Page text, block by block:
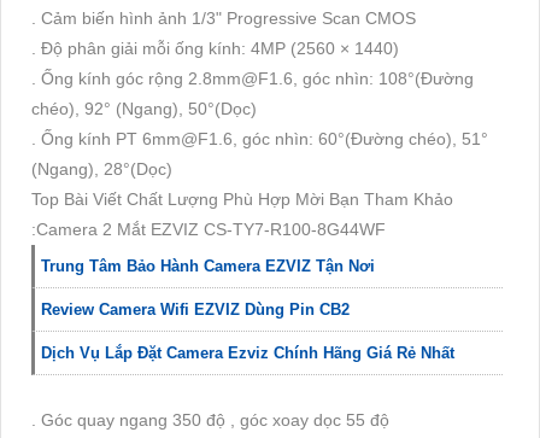
. Cảm biến hình ảnh 1/3" Progressive Scan CMOS
. Độ phân giải mỗi ống kính: 4MP (2560 × 1440)
. Ống kính góc rộng 2.8mm@F1.6, góc nhìn: 108°(Đường
chéo), 92° (Ngang), 50°(Dọc)
. Ống kính PT 6mm@F1.6, góc nhìn: 60°(Đường chéo), 51°
(Ngang), 28°(Dọc)
Top Bài Viết Chất Lượng Phù Hợp Mời Bạn Tham Khảo
:Camera 2 Mắt EZVIZ CS-TY7-R100-8G44WF
Trung Tâm Bảo Hành Camera EZVIZ Tận Nơi
Review Camera Wifi EZVIZ Dùng Pin CB2
Dịch Vụ Lắp Đặt Camera Ezviz Chính Hãng Giá Rẻ Nhất
. Góc quay ngang 350 độ , góc xoay dọc 55 độ